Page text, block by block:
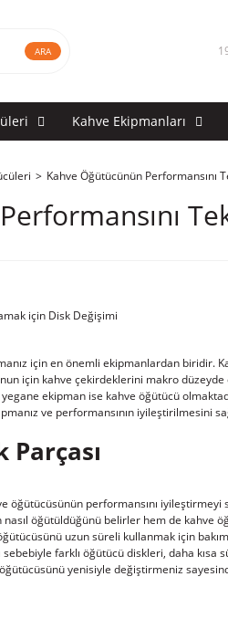
ARA
Kahve Ekipmanları
Kahve Öğütücünün Performansını
için en önemli ekipmanlardan biridir.
için kahve çekirdeklerini makro
ekipman ise kahve öğütücü
ve performansının iyileştirilmesini
Parçası
öğütücüsünün performansını
öğütüldüğünü belirler hem de kahve
uzun süreli kullanmak için
sebebiyle farklı öğütücü diskleri, daha
yenisiyle değiştirmeniz